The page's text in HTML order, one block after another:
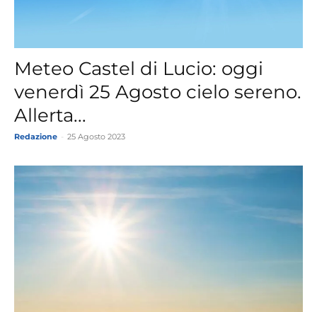
Meteo Castel di Lucio: oggi
venerdì 25 Agosto cielo sereno.
Allerta...
Redazione 25 Agosto 2023